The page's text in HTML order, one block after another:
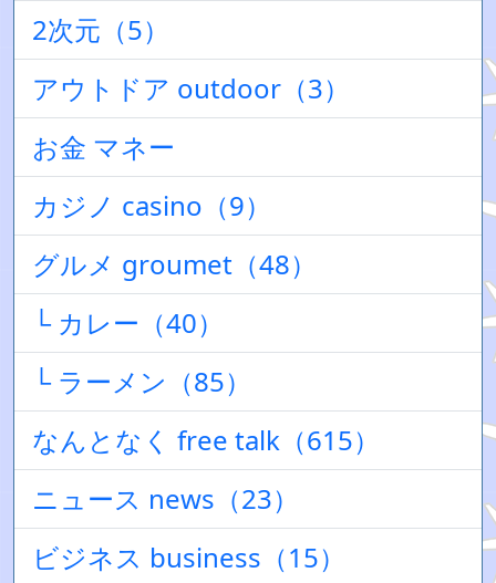
2次元（5）
アウトドア outdoor（3）
お金 マネー
カジノ casino（9）
グルメ groumet（48）
└ カレー（40）
└ ラーメン（85）
なんとなく free talk（615）
ニュース news（23）
ビジネス business（15）